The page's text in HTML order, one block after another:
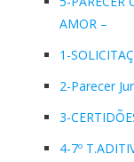
AMOR –
1-
2-Parecer
3-
4-7º